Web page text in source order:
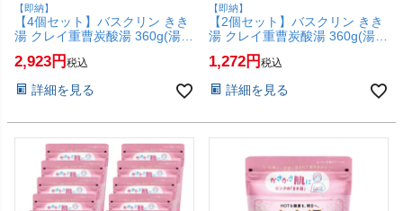
【即納】
【4個セット】バスクリン きき
湯 クレイ重曹炭酸湯 360g(湯け
むりの香り)【炭酸入浴剤 カサ
つく肌荒れ しっしん 疲労】
2,923 税込
詳細を見る
【即納】
【2個セット】バスクリン きき
湯 クレイ重曹炭酸湯 360g(湯け
むりの香り)【炭酸入浴剤 カサ
つく肌荒れ しっしん 疲労】
1,272 税込
詳細を見る